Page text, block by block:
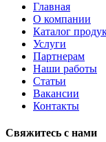
Главная
О компании
Каталог
Услуги
Партнерам
Наши работы
Статьи
Вакансии
Контакты
Свяжитесь с нами